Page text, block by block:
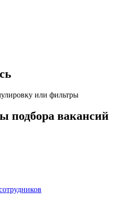
или фильтры
подбора вакансий